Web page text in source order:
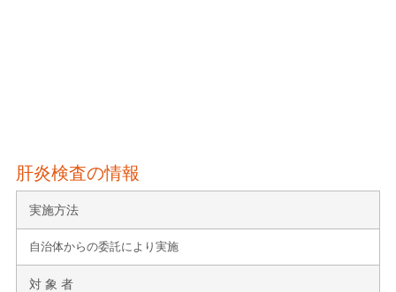
肝炎検査の情報
実施方法
自治体からの委託により実施
対 象 者